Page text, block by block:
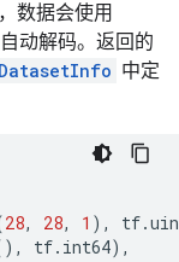
数据会使用
自动解码。返回的
中定
28, 28, 1 ), tf.
tf. int64),